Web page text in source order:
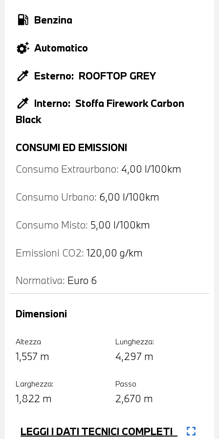
local_gas_station Benzina
settings_suggest Automatico
colorize Esterno: ROOFTOP GREY
colorize Interno: Stoffa Firework Carbon
Black
CONSUMI ED EMISSIONI
Consumo Extraurbano: 4,00 l/100km
Consumo Urbano: 6,00 l/100km
Consumo Misto: 5,00 l/100km
Emissioni CO2: 120,00 g/km
Normativa: Euro 6
Altezza
1,557 m
Lunghezza:
4,297 m
Dimensioni
Larghezza:
1,822 m
Passo
2,670 m
LEGGI I DATI TECNICI COMPLETI fullscreen